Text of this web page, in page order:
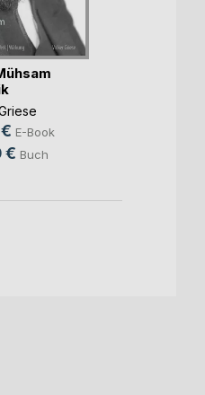
E-Book
€ Buch